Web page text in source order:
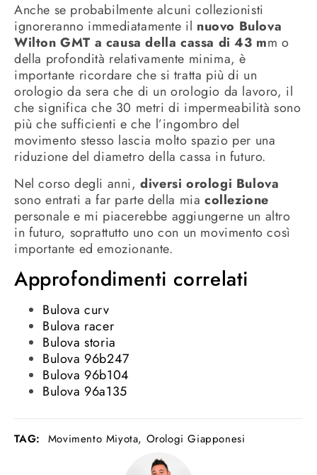
Anche se probabilmente alcuni collezionisti
ignoreranno immediatamente il nuovo Bulova
Wilton GMT a causa della cassa di 43 mm o
della profondità relativamente minima, è
importante ricordare che si tratta più di un
orologio da sera che di un orologio da lavoro, il
che significa che 30 metri di impermeabilità sono
più che sufficienti e che l’ingombro del
movimento stesso lascia molto spazio per una
riduzione del diametro della cassa in futuro.
Nel corso degli anni, diversi orologi Bulova
sono entrati a far parte della miacollezione
personale e mi piacerebbe aggiungerne un altro
in futuro, soprattutto uno con un movimento così
importante ed emozionante.
Approfondimenti correlati
Bulova curv
Bulova racer
Bulova storia
Bulova 96b247
Bulova 96b104
Bulova 96a135
TAG: Movimento Miyota, Orologi Giapponesi